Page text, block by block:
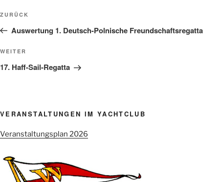
Beitragsnavigation
Vorheriger
Beitrag
ZURÜCK
Auswertung 1. Deutsch-Polnische Freundschaftsregatta
Nächster
Beitrag
WEITER
17. Haff-Sail-Regatta
VERANSTALTUNGEN IM YACHTCLUB
Veranstaltungsplan 2026